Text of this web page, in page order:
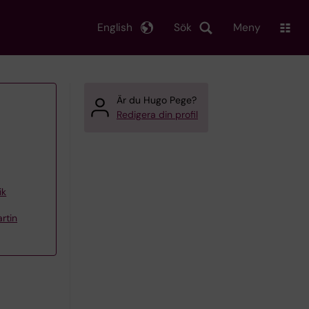
Sök
English Meny
Är du Hugo Pege?
Redigera din profil